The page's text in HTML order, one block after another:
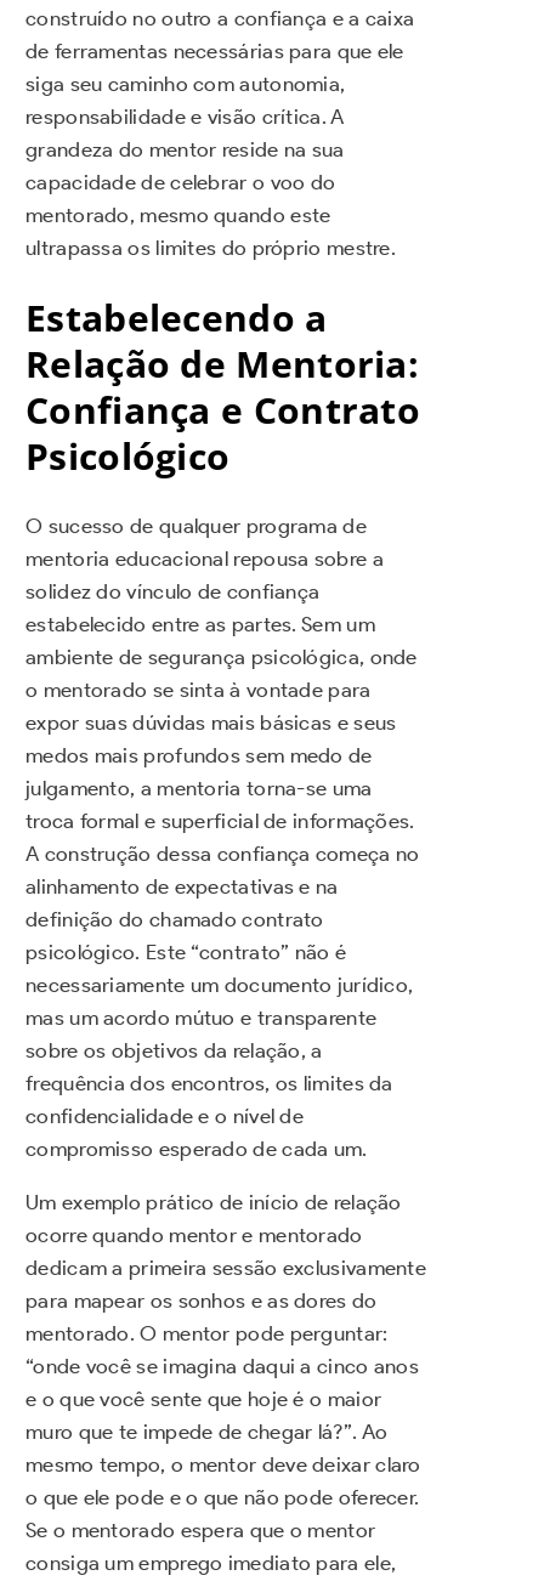
construído no outro a confiança e a caixa
de ferramentas necessárias para que ele
siga seu caminho com autonomia,
responsabilidade e visão crítica. A
grandeza do mentor reside na sua
capacidade de celebrar o voo do
mentorado, mesmo quando este
ultrapassa os limites do próprio mestre.
Estabelecendo a
Relação de Mentoria:
Confiança e Contrato
Psicológico
O sucesso de qualquer programa de
mentoria educacional repousa sobre a
solidez do vínculo de confiança
estabelecido entre as partes. Sem um
ambiente de segurança psicológica, onde
o mentorado se sinta à vontade para
expor suas dúvidas mais básicas e seus
medos mais profundos sem medo de
julgamento, a mentoria torna-se uma
troca formal e superficial de informações.
A construção dessa confiança começa no
alinhamento de expectativas e na
definição do chamado contrato
psicológico. Este “contrato” não é
necessariamente um documento jurídico,
mas um acordo mútuo e transparente
sobre os objetivos da relação, a
frequência dos encontros, os limites da
confidencialidade e o nível de
compromisso esperado de cada um.
Um exemplo prático de início de relação
ocorre quando mentor e mentorado
dedicam a primeira sessão exclusivamente
para mapear os sonhos e as dores do
mentorado. O mentor pode perguntar:
“onde você se imagina daqui a cinco anos
e o que você sente que hoje é o maior
muro que te impede de chegar lá?”. Ao
mesmo tempo, o mentor deve deixar claro
o que ele pode e o que não pode oferecer.
Se o mentorado espera que o mentor
consiga um emprego imediato para ele,